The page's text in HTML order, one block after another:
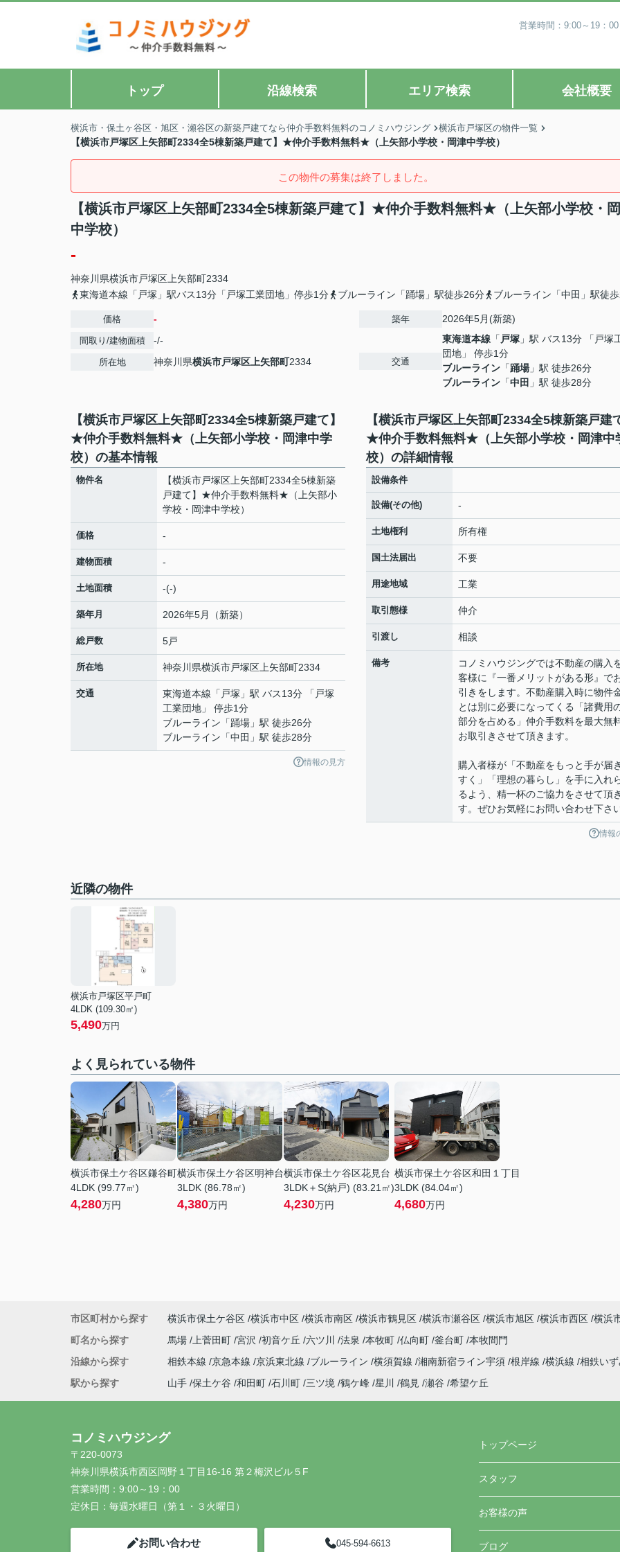
営業時間：9:00～19：
トップ 沿線検索 エリア検索 会社概要
横浜市・保土ヶ谷区・旭区・瀬谷区の新築戸建てなら仲介手数料無料のコノミハウジング 横浜市戸塚区の物件一覧
【横浜市戸塚区上矢部町2334全5棟新築戸建て】★仲介手数料無料★（上矢部小学校・岡津中学校）
この物件の募集は終了しました。
【横浜市戸塚区上矢部町2334全5棟新築戸建て】★仲介手数料無料★（上矢部小学校・
中学校）
-
神奈川県横浜市戸塚区 上矢部町2334
東海道本線「戸塚」駅バス13分「戸塚工業団地」停歩1分
ブルーライン「踊場」駅徒歩26分 ブルーライン「中田」駅徒
価格 -
間取り/建物面積 -/-
所在地 神奈川県横浜市戸塚区 上矢部町2334
築年 2026年5月(新築)
交通
東海道本線 「 戸塚 」駅 バス13分 「戸塚
団地」 停歩1分
ブルーライン 「踊場」駅 徒歩26分
ブルーライン 「中田 」駅 徒歩28分
【横浜市戸塚区上矢部町2334全5棟新築戸建て】
★仲介手数料無料★（上矢部小学校・岡津中学
校）の基本情報
物件名
【横浜市戸塚区上矢部町2334全5棟新築
戸建て】★仲介手数料無料★（上矢部小
学校・岡津中学校）
価格 -
建物面積 -
土地面積 -(-)
築年月 2026年5月（新築）
総戸数 5戸
所在地 神奈川県横浜市戸塚区 上矢部町2334
交通 東海道本線 「 戸塚 」駅 バス13分 「戸塚
工業団地」 停歩1分
ブルーライン 「踊場 」駅 徒歩26分
ブルーライン 「中田 」駅 徒歩28分
情報の見方
【横浜市戸塚区上矢部町2334全5棟新築戸建
★仲介手数料無料★（上矢部小学校・岡津中
校）の詳細情報
設備条件
設備(その他) -
土地権利 所有権
国土法届出 不要
用途地域 工業
取引態様 仲介
引渡し 相談
備考
コノミハウジングでは不動産の購入
客様に『一番メリットがある形』で
引きをします。不動産購入時に物件
とは別に必要になってくる「諸費用
部分を占める」仲介手数料を最大無
お取引きさせて頂きます。
購入者様が「不動産をもっと手が届
すく」「理想の暮らし」を手に入れ
るよう、精一杯のご協力をさせて頂
す。ぜひお気軽にお問い合わせ下さい
情報
近隣の物件
横浜市戸塚区平戸町
4LDK (109.30㎡)
5,490万円
よく見られている物件
横浜市保土ケ谷区鎌谷町
4LDK (99.77㎡)
4,280万円
横浜市保土ケ谷区明神台
3LDK (86.78㎡)
4,380万円
横浜市保土ケ谷区花見台
3LDK＋S(納戸) (83.21㎡)
4,230万円
横浜市保土ケ谷区和田１丁目
3LDK (84.04㎡)
4,680万円
市区町村から探す 横浜市保土ケ谷区 横浜市中区 横浜市南区 横浜市鶴見区 横浜市瀬谷区 横浜市旭区 横浜市西区 横浜
町名から探す
馬場 上菅田町 宮沢 初音ケ丘 六ツ川 法泉 本牧町 仏向町 釜台町 本牧間門
沿線から探す
相鉄本線 京急本線 京浜東北線 ブルーライン 横須賀線 湘南新宿ライン宇須 根岸線 横浜線 相鉄い
駅から探す
山手 保土ケ谷 和田町 石川町 三ツ境 鶴ケ峰 星川 鶴見 瀬谷 希望ケ丘
コノミハウジング
〒220-0073
神奈川県横浜市西区岡野１丁目16-16 第２梅沢ビル５F
営業時間： 9:00～19：00
定休日： 毎週水曜日（第１・３火曜日）
お問い合わせ 045-594-6613
トップページ
スタッフ
お客様の声
ブログ